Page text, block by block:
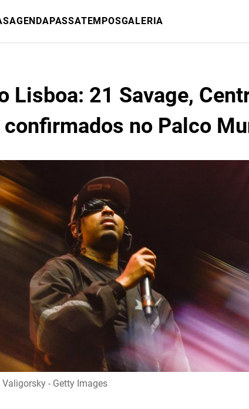
AGENDAPASSATEMPOSGALERIA
Lisboa: 21 Savage,
confirmados no Palco
- Getty Images